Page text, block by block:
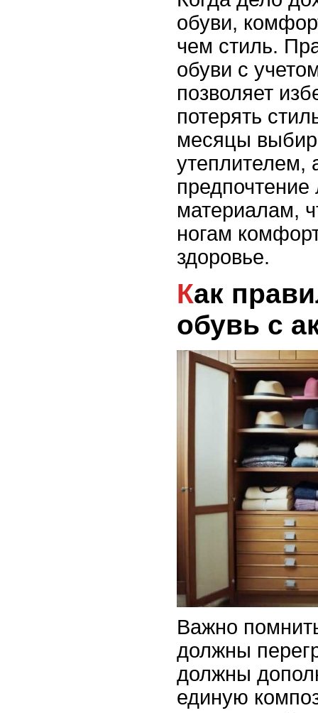
обуви,
чем стиль.
обуви с
позволяет
потерять
месяцы
утеплителем,
материалам,
ногам
здоровье.
Как правильно сочетать
обувь с
Важно
должны
должны
единую